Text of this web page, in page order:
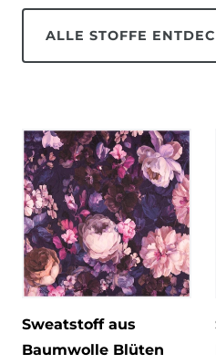
ALLE STOFFE
Sweatstoff aus
Baumwolle Blüten